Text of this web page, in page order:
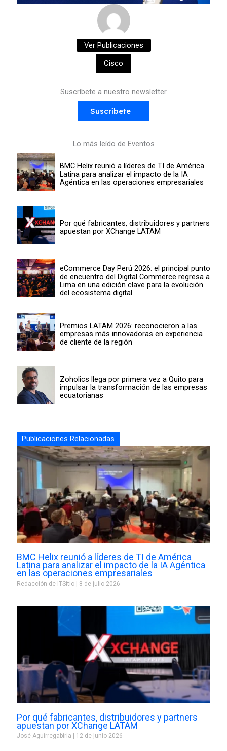
Ver Publicaciones
Cisco
Suscríbete a nuestro newsletter
Suscríbete
Lo más leído de Eventos
BMC Helix reunió a líderes de TI de América
Latina para analizar el impacto de la IA
Agéntica en las operaciones empresariales
Por qué fabricantes, distribuidores y partners
apuestan por XChange LATAM
eCommerce Day Perú 2026: el principal punto
de encuentro del Digital Commerce regresa a
Lima en una edición clave para la evolución
del ecosistema digital
Premios LATAM 2026: reconocieron a las
empresas más innovadoras en experiencia
de cliente de la región
Zoholics llega por primera vez a Quito para
impulsar la transformación de las empresas
ecuatorianas
Publicaciones Relacionadas
BMC Helix reunió a líderes de TI de América
Latina para analizar el impacto de la IA Agéntica
en las operaciones empresariales
Redacción de ITSitio 8 de julio 2026
Por qué fabricantes, distribuidores y partners
apuestan por XChange LATAM
José Aguirregabiria 12 de junio 2026